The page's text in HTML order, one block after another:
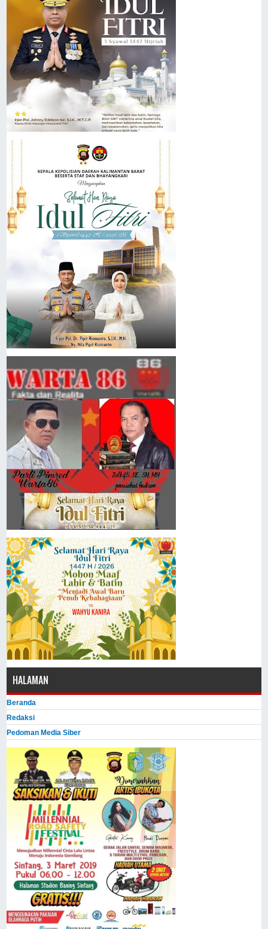
HALAMAN
Beranda
Redaksi
Pedoman Media Siber